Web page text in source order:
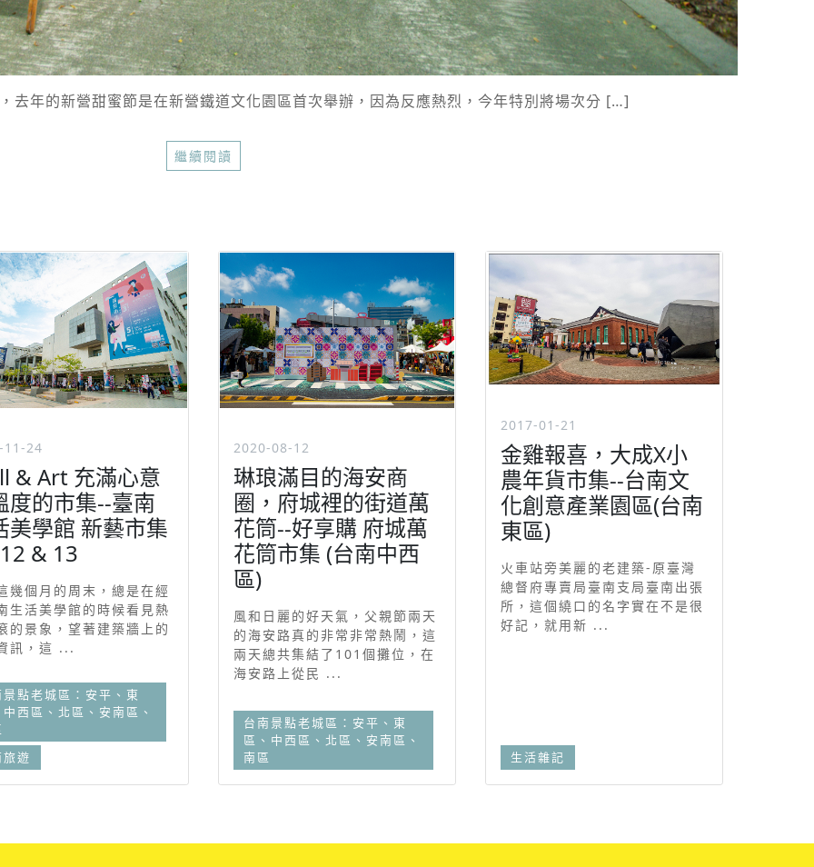
去年的新營甜蜜節是在新營鐵道文化園區首次舉辦，因為反應熱烈，今年特別將場次分 […]
繼續閱讀
11-24
& Art 充滿心意
度的市集--臺南
美學館 新藝市集
& 13
幾個月的周末，總是在經
生活美學館的時候看見熱
的景象，望著建築牆上的
訊，這 ...
景點老城區：安平、東
西區、北區、安南區、
遊
2020-08-12
琳琅滿目的海安商
圈，府城裡的街道萬
花筒--好享購 府城萬
花筒市集 (台南中西
區)
風和日麗的好天氣，父親節兩天
的海安路真的非常非常熱鬧，這
兩天總共集結了101個攤位，在
海安路上從民 ...
台南景點老城區：安平、東
區、中西區、北區、安南區、
南區
2017-01-21
金雞報喜，大成X小
農年貨市集--台南文
化創意產業園區(台南
東區)
火車站旁美麗的老建築-原臺灣
總督府專賣局臺南支局臺南出張
所，這個繞口的名字實在不是很
好記，就用新 ...
生活雜記